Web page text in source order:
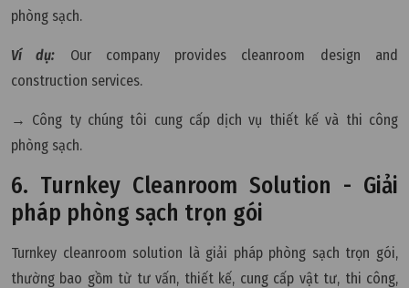
phòng sạch.
Ví dụ: Our company provides cleanroom design and
construction services.
→ Công ty chúng tôi cung cấp dịch vụ thiết kế và thi công
phòng sạch.
6. Turnkey Cleanroom Solution - Giải
pháp phòng sạch trọn gói
Turnkey cleanroom solution là giải pháp phòng sạch trọn gói,
thường bao gồm từ tư vấn, thiết kế, cung cấp vật tư, thi công,